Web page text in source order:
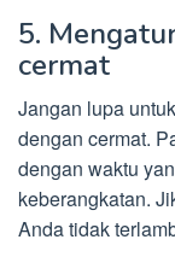
5.
cermat
Jangan lupa
dengan cermat.
dengan waktu
keberangkatan.
Anda tidak